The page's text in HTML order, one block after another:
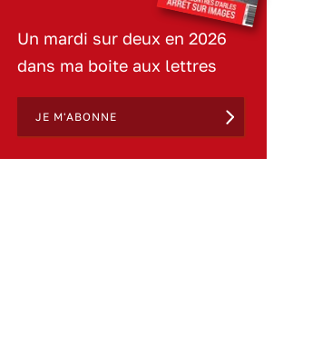
Un mardi sur deux en 2026
dans ma boite aux lettres
JE M'ABONNE